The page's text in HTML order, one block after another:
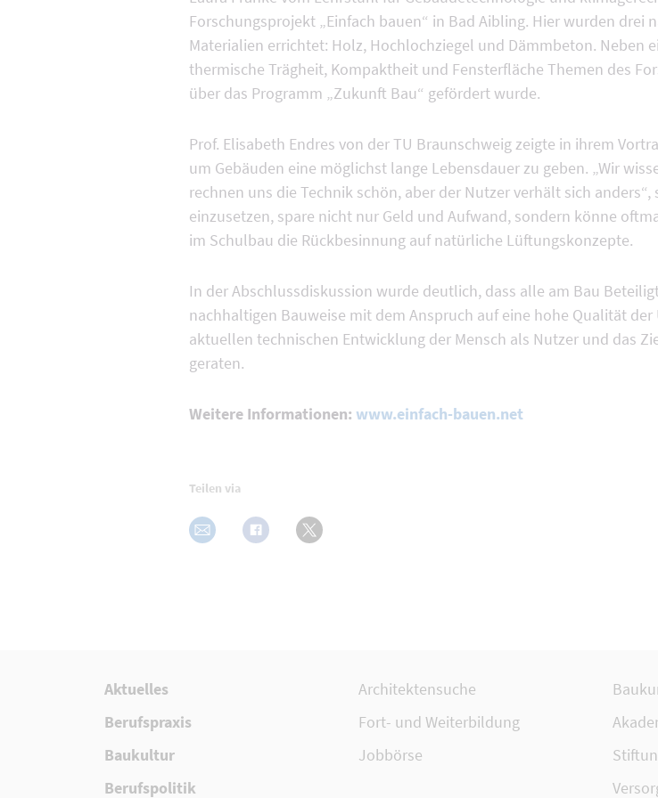
Forschungsprojekt „Einfach bauen“ in Bad Aibling. Hier wurden drei
Materialien errichtet: Holz, Hochlochziegel und Dämmbeton. Neben
thermische Trägheit, Kompaktheit und Fensterfläche Themen des
über das Programm „Zukunft Bau“ gefördert wurde.
Prof. Elisabeth Endres von der TU Braunschweig zeigte in ihrem
um Gebäuden eine möglichst lange Lebensdauer zu geben. „Wir
rechnen uns die Technik schön, aber der Nutzer verhält sich
einzusetzen, spare nicht nur Geld und Aufwand, sondern könne
im Schulbau die Rückbesinnung auf natürliche Lüftungskonzepte.
In der Abschlussdiskussion wurde deutlich, dass alle am Bau
nachhaltigen Bauweise mit dem Anspruch auf eine hohe Qualität
aktuellen technischen Entwicklung der Mensch als Nutzer und das
geraten.
Weitere Informationen: www.einfach-bauen.net
Teilen via
Aktuelles
Berufspraxis
Baukultur
Berufspolitik
Architektensuche
Fort- und Weiterbildung
Jobbörse